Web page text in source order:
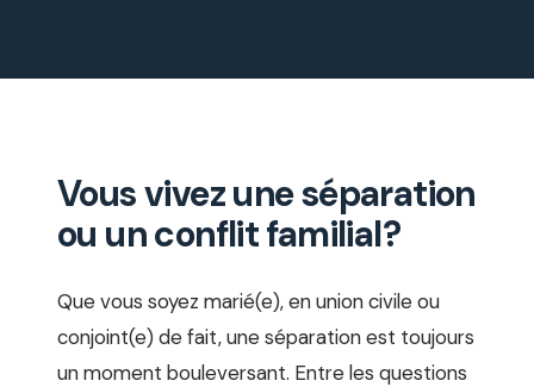
Vous vivez une séparation
ou un conflit familial?
Que vous soyez marié(e), en union civile ou
conjoint(e) de fait, une séparation est toujours
un moment bouleversant. Entre les questions